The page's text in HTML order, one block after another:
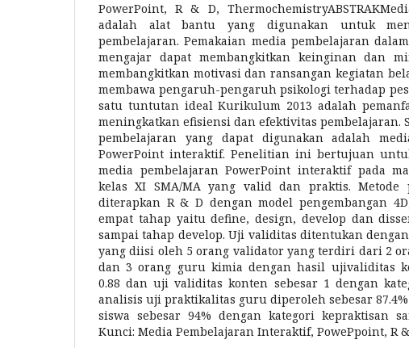
PowerPoint, R & D,
adalah alat bantu yang digunakan untuk
pembelajaran. Pemakaian media pembelajaran
mengajar dapat membangkitkan keinginan dan
membangkitkan motivasi dan ransangan kegiatan
membawa pengaruh-pengaruh psikologi terhadap
satu tuntutan ideal Kurikulum 2013 adalah
meningkatkan efisiensi dan efektivitas pembelajaran.
pembelajaran yang dapat digunakan adalah
PowerPoint interaktif. Penelitian ini bertujuan
media pembelajaran PowerPoint interaktif pada
kelas XI SMA/MA yang valid dan praktis. Metode
diterapkan R & D dengan model pengembangan
empat tahap yaitu define, design, develop dan
sampai tahap develop. Uji validitas ditentukan
yang diisi oleh 5 orang validator yang terdiri dari 2
dan 3 orang guru kimia dengan hasil ujivaliditas
0.88 dan uji validitas konten sebesar 1 dengan
analisis uji praktikalitas guru diperoleh sebesar
siswa sebesar 94% dengan kategori kepraktisan
Kunci: Media Pembelajaran Interaktif, PowePpoint, R